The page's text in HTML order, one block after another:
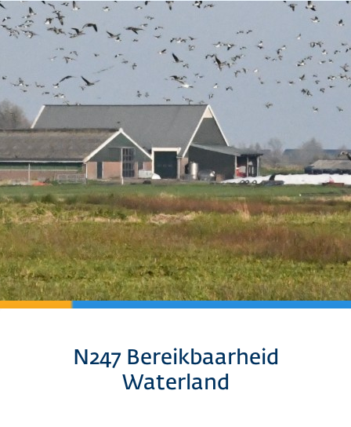
N247 Bereikbaarheid
Waterland